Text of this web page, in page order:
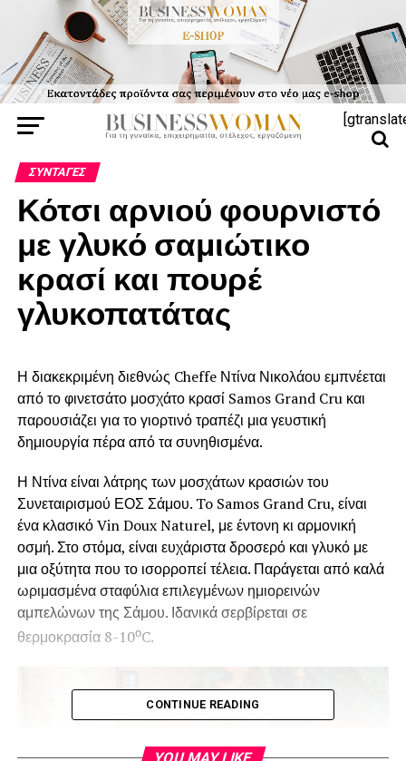
ΣΥΝΤΑΓΈΣ
Κότσι αρνιού φουρνιστό
με γλυκό σαμιώτικο
κρασί και πουρέ
γλυκοπατάτας
Η διακεκριμένη διεθνώς Cheffe Ντίνα Νικολάου εμπνέεται
από το φινετσάτο μοσχάτο κρασί Samos Grand Cru και
παρουσιάζει για το γιορτινό τραπέζι μια γευστική
δημιουργία πέρα από τα συνηθισμένα.
Η Ντίνα είναι λάτρης των μοσχάτων κρασιών του
Συνεταιρισμού ΕΟΣ Σάμου. To Samos Grand Cru, είναι
ένα κλασικό Vin Doux Naturel, με έντονη κι αρμονική
οσμή. Στο στόμα, είναι ευχάριστα δροσερό και γλυκό με
μια οξύτητα που το ισορροπεί τέλεια. Παράγεται από καλά
ωριμασμένα σταφύλια επιλεγμένων ημιορεινών
αμπελώνων της Σάμου. Ιδανικά σερβίρεται σε
θερμοκρασία 8-10οC.
CONTINUE READING